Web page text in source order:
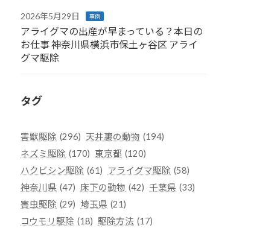
2026年5月29日 事例
アライグマの出産が早まっている？本日の
お仕事 神奈川県横浜市保土ヶ谷区 アライ
グマ駆除
タグ
害獣駆除 (296) 天井裏の動物 (194)
ネズミ駆除 (170) 東京都 (120)
ハクビシン駆除 (61) アライグマ駆除 (58)
神奈川県 (47) 床下の動物 (42) 千葉県 (33)
害虫駆除 (29) 埼玉県 (21)
コウモリ駆除 (18) 駆除方法 (17)